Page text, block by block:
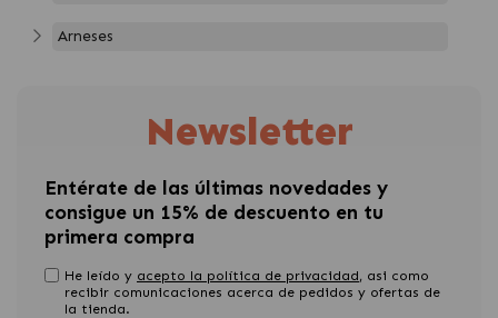
Arneses
Newsletter
Entérate de las últimas novedades y
consigue un 15% de descuento en tu
primera compra
He leído y acepto la política de privacidad, asi como
recibir comunicaciones acerca de pedidos y ofertas de
la tienda.